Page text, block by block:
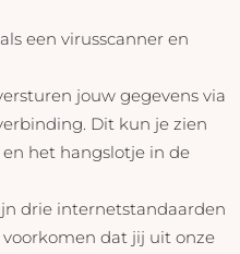
een virusscanner en
jouw gegevens via
Dit kun je zien
en het hangslotje in de
drie internetstandaarden
dat jij uit onze